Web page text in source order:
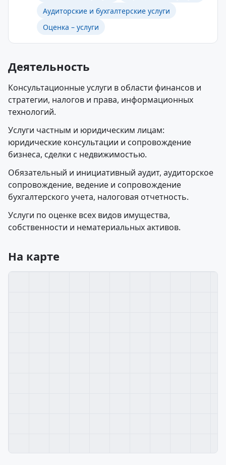
Аудиторские и бухгалтерские услуги
Оценка – услуги
Деятельность
Консультационные услуги в области финансов и
стратегии, налогов и права, информационных
технологий.
Услуги частным и юридическим лицам:
юридические консультации и сопровождение
бизнеса, сделки с недвижимостью.
Обязательный и инициативный аудит, аудиторское
сопровождение, ведение и сопровождение
бухгалтерского учета, налоговая отчетность.
Услуги по оценке всех видов имущества,
собственности и нематериальных активов.
На карте